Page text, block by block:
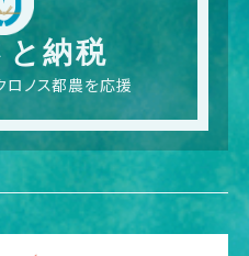
納税
ロノス都農を応援